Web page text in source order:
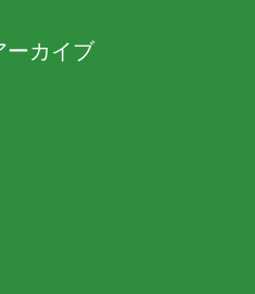
ーカイブ